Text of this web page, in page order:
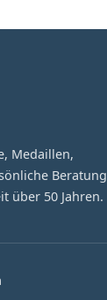
Medaillen,
Beratung
über 50 Jahren.